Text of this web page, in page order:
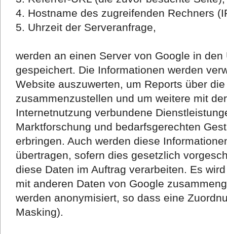
4. Hostname des zugreifenden Rechners
5. Uhrzeit der Serveranfrage,
werden an einen Server von Google in
gespeichert. Die Informationen werden
Website auszuwerten, um Reports über
zusammenzustellen und um weitere mit
Internetnutzung verbundene
Marktforschung und bedarfsgerechten
erbringen. Auch werden diese
übertragen, sofern dies gesetzlich
diese Daten im Auftrag verarbeiten. Es
mit anderen Daten von Google
werden anonymisiert, so dass eine
Masking).